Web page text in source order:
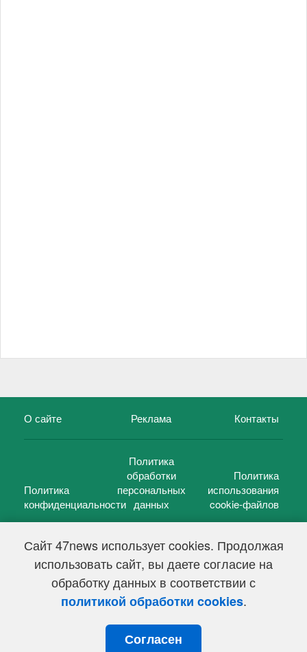
Сайт 47news использует cookies. Продолжая
использовать сайт, вы даете согласие на
обработку данных в соответствии с
политикой обработки cookies.
Согласен
О сайте Реклама Контакты
Политика
конфиденциальности
Политика
обработки
персональных
данных
Политика
использования
cookie-файлов
47 новостей (47 news)2005 — 2026 г.
Свидетельство о регистрации СМИ Эл № ФС 77-39848, выдано
Федеральной службой по надзору в сфере связи,
информационных технологий и массовых коммуникаций